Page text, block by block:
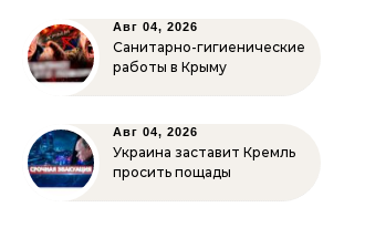
Авг 04, 2026
Санитарно-гигиенические
работы в Крыму
Авг 04, 2026
Украина заставит Кремль
просить пощады